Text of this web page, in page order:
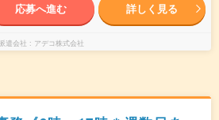
応募へ進む 詳しく見る
遣会社 アデコ株式会社